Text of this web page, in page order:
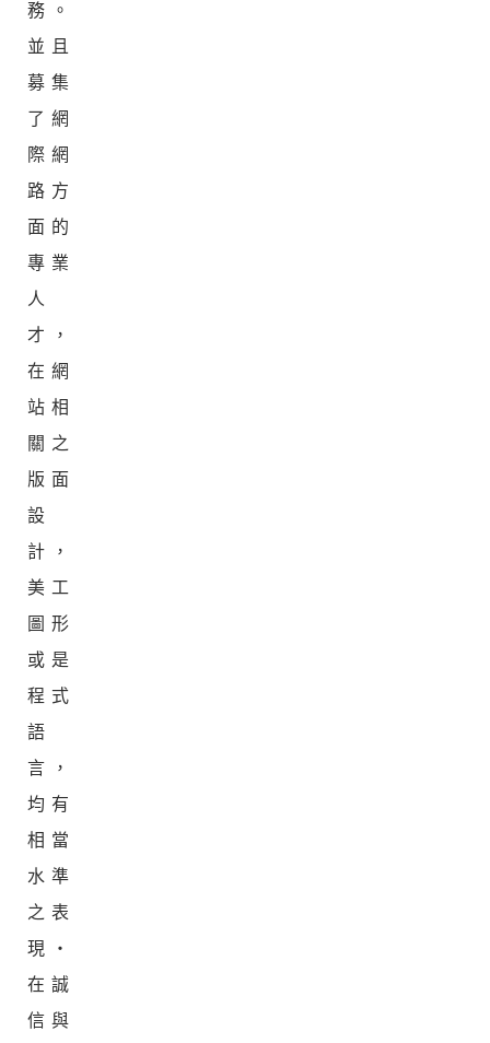
務。
並且
募集
了網
際網
路方
面的
專業
人
才，
在網
站相
關之
版面
設
計，
美工
圖形
或是
程式
語
言，
均有
相當
水準
之表
現‧
在誠
信與